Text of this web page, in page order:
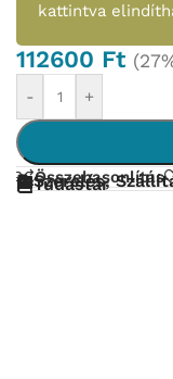
kattintva
112600 Ft
- +
Összehasonlítás
Szerelés,
Tudástár